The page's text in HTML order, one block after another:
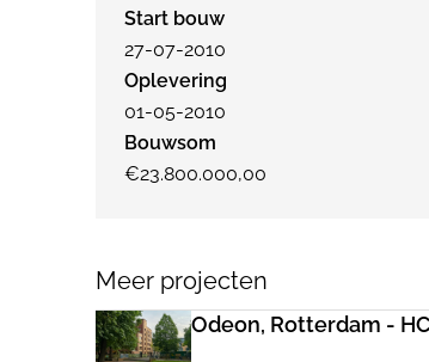
Start bouw
27-07-2010
Oplevering
01-05-2010
Bouwsom
€23.800.000,00
Meer projecten
Odeon, Rotterdam -